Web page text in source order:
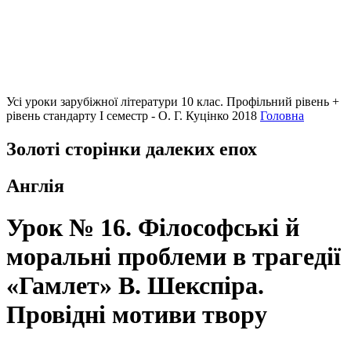
Усі уроки зарубіжної літератури 10 клас. Профільний рівень +
рівень стандарту I семестр - О. Г. Куцінко 2018 Головна
Золоті сторінки далеких епох
Англія
Урок № 16. Філософські й
моральні проблеми в трагедії
«Гамлет» В. Шекспіра.
Провідні мотиви твору